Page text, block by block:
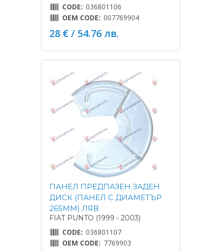
CODE: 036801106
OEM CODE: 007769904
28 € / 54.76 лв.
ПАНЕЛ ПРЕДПАЗЕН ЗАДЕН
ДИСК (ПАНЕЛ С ДИАМЕТЪР
265MM) ЛЯВ
FIAT PUNTO (1999 - 2003)
CODE: 036801107
OEM CODE: 7769903